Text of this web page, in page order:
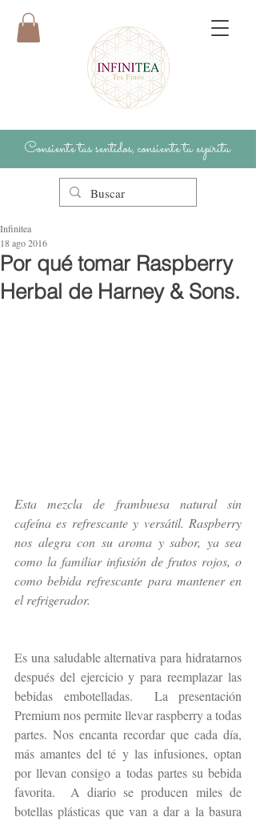
Consiente tus sentidos, consiente tu espíritu
Por qué tomar Raspberry
Herbal de Harney & Sons.
Infinitea
18 ago 2016
Esta mezcla de frambuesa natural sin
cafeína es refrescante y versátil. Raspberry
nos alegra con su aroma y sabor, ya sea
como la familiar infusión de frutos rojos, o
como bebida refrescante para mantener en
el refrigerador.
Es una saludable alternativa para hidratarnos
después del ejercicio y para reemplazar las
bebidas embotelladas.  La presentación
Premium nos permite llevar raspberry a todas
partes. Nos encanta recordar que cada día,
más amantes del té y las infusiones, optan
por llevan consigo a todas partes su bebida
favorita.  A diario se producen miles de
botellas plásticas que van a dar a la basura